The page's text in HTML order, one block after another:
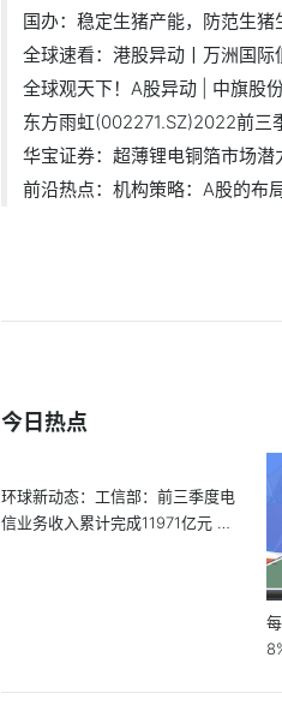
国办：稳定生猪产能，防范生猪
全球速看：港股异动丨万洲国际
全球观天下！A股异动 | 中旗股
东方雨虹(002271.SZ)2022前三
华宝证券：超薄锂电铜箔市场潜
前沿热点：机构策略：A股的布
今日热点
环球新动态：工信部：前三季度电
信业务收入累计完成11971亿元 同